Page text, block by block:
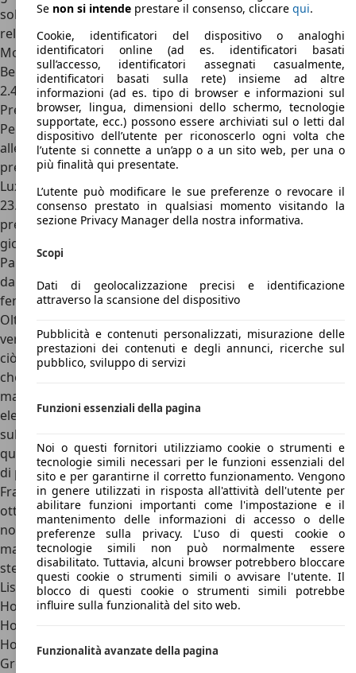
solido, il Great Wall Hover ha un enorme vantaggio: costa
relativamente poco.
Motori Great Wall Hover
Benzina/GPL
2.4 litri da 126 CV
Prezzi Great Wall Hover
Per quanto riguarda il prezzo erano disponibili tre diversi
allestimenti. Il primo, quello di base, veniva venduto ad un
prezzo di 18.134€, il secondo e il terzo, nelle versioni Super
Luxury e Super Luxury Sport, rispettivamente a 21.159 e
23.176€. Nonostante le tre versioni, già quella di base
presenta tutto ciò che serve nella guida e nella vita di tutti i
giorni, anche se il livello di comfort non è molto elevato.
Parte della sua dotazione sono, ad esempio, i cerchi in lega
da 17’’, il climatizzatore automatico, lo stereo, i
fendinebbia, il sensore di pioggia e quello crepuscolare.
Oltre tutti questi gadget, è possibile avere nella seconda
versione, quella Super Luxury, la trazione integrale. Oltre a
ciò, si ottiene nel pacchetto anche dei rivestimenti in pelle
che, seppur non di ottima qualità, donano un tocco di
maggiore eleganza al veicolo, il sedile di guida regolabile
elettronicamente anche in altezza e i comandi della radio
sul volante in pelle. Altri gadget disponibili da inserire su
questo veicolo sono, ad esempio, la telecamera e i sensori
di parcheggio posteriori.
Fra le auto usate si possono trovare esemplari ancora in
ottimo stato a costi realmente competitivi. Ovviamente
non si dovrà mai pretendere eccelse prestazioni su strada,
ma la trazione integrale regala qualche soddisfazione sullo
sterrato.
Listino prezzi Great Wall Hover
Hover 5 2.4 4x2 Luxury da 18.134 euro
Hover 5 2.4 4x4 Super Luxury da 21.159 euro
Hover 5 2.4 4x4 Super Luxury Sport da 23.176 euro
Great Wall Hover: concorrenti e conclusioni
Se non si intende prestare il consenso, cliccare qui.
Cookie, identificatori del dispositivo o analoghi
identificatori online (ad es. identificatori basati
sull’accesso, identificatori assegnati casualmente,
identificatori basati sulla rete) insieme ad altre
informazioni (ad es. tipo di browser e informazioni sul
browser, lingua, dimensioni dello schermo, tecnologie
supportate, ecc.) possono essere archiviati sul o letti dal
dispositivo dell’utente per riconoscerlo ogni volta che
l’utente si connette a un’app o a un sito web, per una o
più finalità qui presentate.
L’utente può modificare le sue preferenze o revocare il
consenso prestato in qualsiasi momento visitando la
sezione Privacy Manager della nostra informativa.
Scopi
Dati di geolocalizzazione precisi e identificazione
attraverso la scansione del dispositivo
Pubblicità e contenuti personalizzati, misurazione delle
prestazioni dei contenuti e degli annunci, ricerche sul
pubblico, sviluppo di servizi
Funzioni essenziali della pagina
Noi o questi fornitori utilizziamo cookie o strumenti e
tecnologie simili necessari per le funzioni essenziali del
sito e per garantirne il corretto funzionamento. Vengono
in genere utilizzati in risposta all'attività dell'utente per
abilitare funzioni importanti come l'impostazione e il
mantenimento delle informazioni di accesso o delle
preferenze sulla privacy. L'uso di questi cookie o
tecnologie simili non può normalmente essere
disabilitato. Tuttavia, alcuni browser potrebbero bloccare
questi cookie o strumenti simili o avvisare l'utente. Il
blocco di questi cookie o strumenti simili potrebbe
influire sulla funzionalità del sito web.
Funzionalità avanzate della pagina